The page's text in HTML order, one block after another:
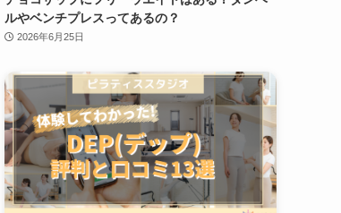
ルやベンチプレスってあるの？
2026年6月25日